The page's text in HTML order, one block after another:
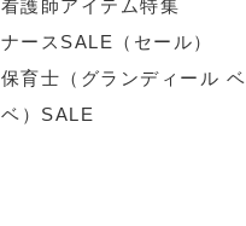
看護師アイテム特集
ナースSALE（セール）
保育士（グランディール ベ
ベ）SALE